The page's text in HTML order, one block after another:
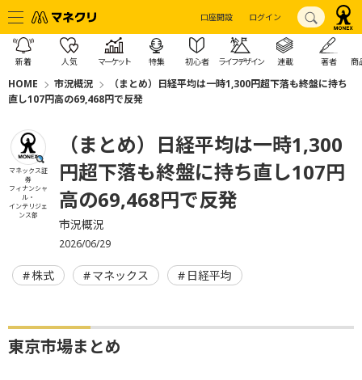
口座開設 ログイン
新着 人気 マーケット 特集 初心者 ライフデザイン 連載 著者 商
HOME 市況概況
（まとめ）日経平均は一時1,300円超下落も終盤に持ち
直し107円高の69,468円で反発
マネックス証
券
フィナンシャ
ル・
インテリジェ
ンス部
（まとめ）日経平均は一時1,300
円超下落も終盤に持ち直し107円
高の69,468円で反発
市況概況
2026/06/29
株式 マネックス 日経平均
東京市場まとめ